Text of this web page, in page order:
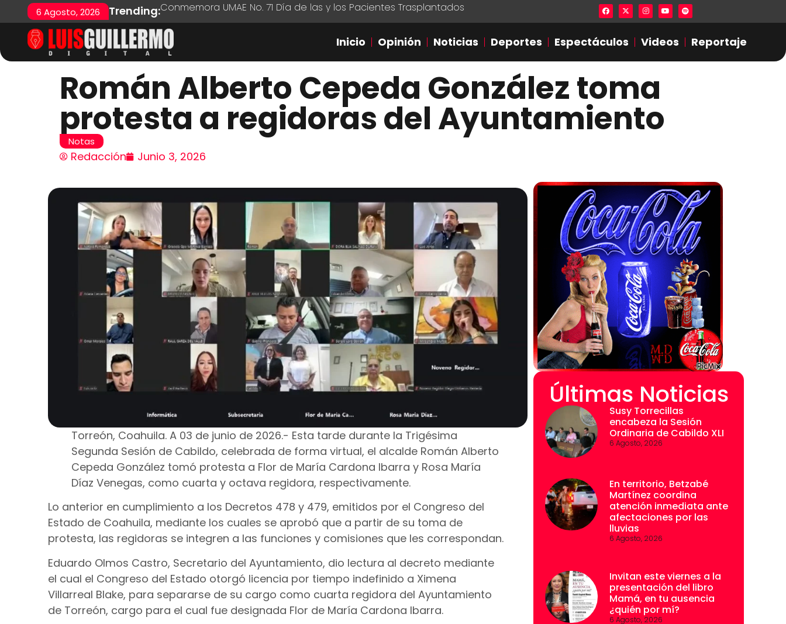
6 Agosto, 2026 Trending:Conmemora UMAE No. 71 Día de las y los Pacientes Trasplantados Lista en excel expone presuntas
Inicio Opinión Noticias Deportes Espectáculos Videos Reportaje
Román Alberto Cepeda González toma
protesta a regidoras del Ayuntamiento
Notas
Redacción Junio 3, 2026
Torreón, Coahuila. A 03 de junio de 2026.- Esta tarde durante la Trigésima
Segunda Sesión de Cabildo, celebrada de forma virtual, el alcalde Román Alberto
Cepeda González tomó protesta a Flor de María Cardona Ibarra y Rosa María
Díaz Venegas, como cuarta y octava regidora, respectivamente.
Lo anterior en cumplimiento a los Decretos 478 y 479, emitidos por el Congreso del
Estado de Coahuila, mediante los cuales se aprobó que a partir de su toma de
protesta, las regidoras se integren a las funciones y comisiones que les correspondan.
Eduardo Olmos Castro, Secretario del Ayuntamiento, dio lectura al decreto mediante
el cual el Congreso del Estado otorgó licencia por tiempo indefinido a Ximena
Villarreal Blake, para separarse de su cargo como cuarta regidora del Ayuntamiento
de Torreón, cargo para el cual fue designada Flor de María Cardona Ibarra.
Últimas Noticias
Susy Torrecillas
encabeza la Sesión
Ordinaria de Cabildo XLI
6 Agosto, 2026
En territorio, Betzabé
Martínez coordina
atención inmediata ante
afectaciones por las
lluvias
6 Agosto, 2026
Invitan este viernes a la
presentación del libro
Mamá, en tu ausencia
¿quién por mí?
6 Agosto, 2026